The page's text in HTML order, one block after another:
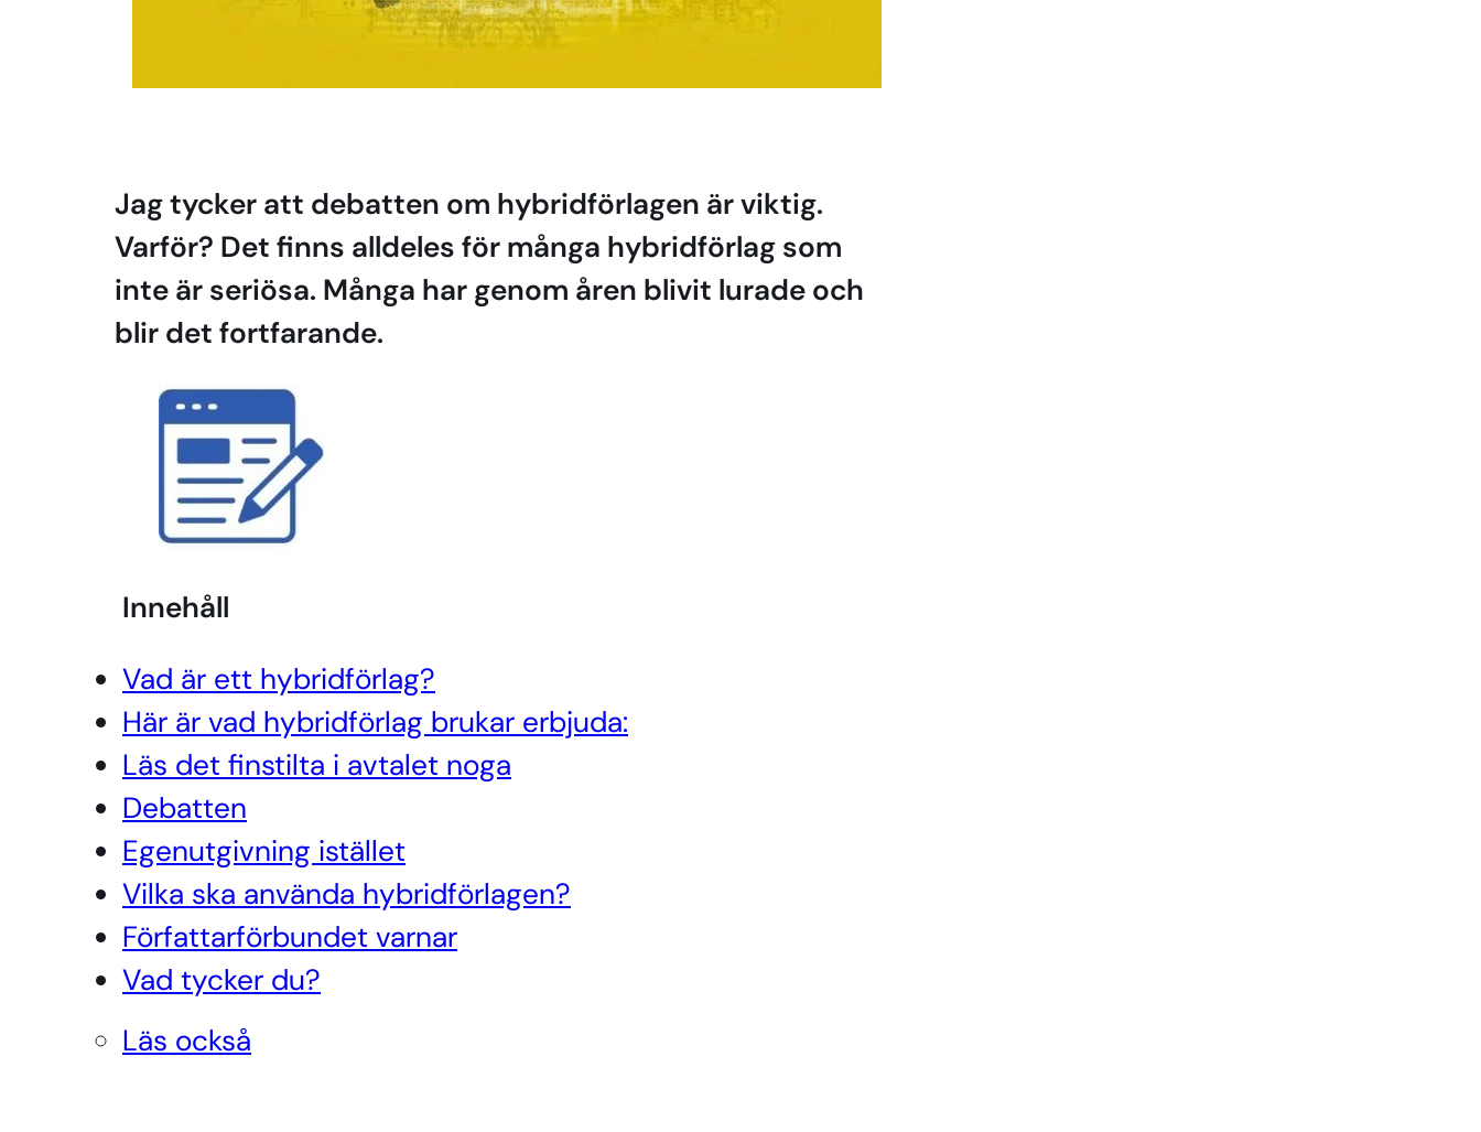
Jag tycker att debatten om hybridförlagen är viktig.
Varför? Det finns alldeles för många hybridförlag som
inte är seriösa. Många har genom åren blivit lurade och
blir det fortfarande.
Innehåll
Vad är ett hybridförlag?
Här är vad hybridförlag brukar erbjuda:
Läs det finstilta i avtalet noga
Debatten
Egenutgivning istället
Vilka ska använda hybridförlagen?
Författarförbundet varnar
Vad tycker du?
Läs också